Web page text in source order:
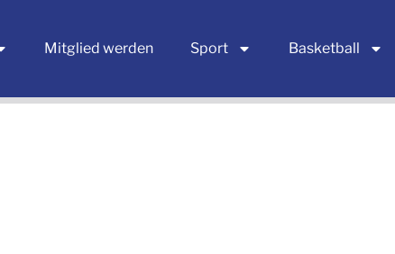
Mitglied werden Sport Basketball